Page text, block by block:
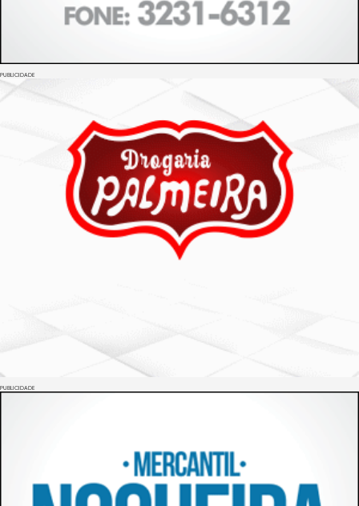
PUBLICIDADE
PUBLICIDADE